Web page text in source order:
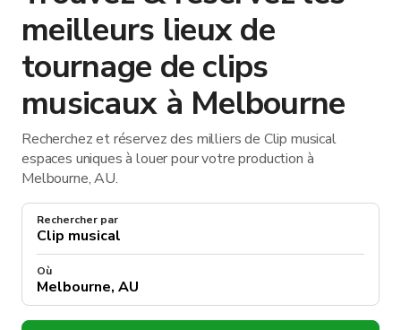
meilleurs lieux de
tournage de clips
musicaux à Melbourne
Recherchez et réservez des milliers de Clip musical
espaces uniques à louer pour votre production à
Melbourne, AU.
Rechercher par
Où